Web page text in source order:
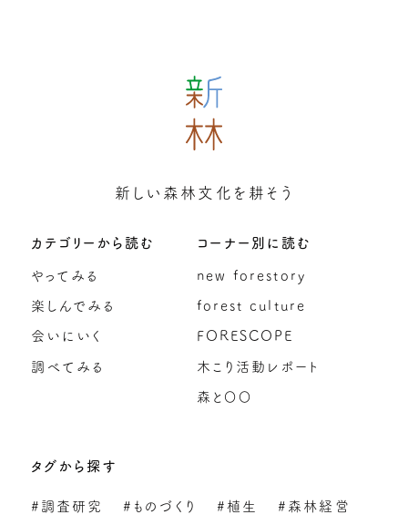
新しい森林文化を耕そう
カテゴリーから読む
やってみる
楽しんでみる
会いにいく
調べてみる
コーナー別に読む
new forestory
forest culture
FORESCOPE
木こり活動レポート
森と〇〇
タグから探す
#調査研究 #ものづくり #植生
#森林経営